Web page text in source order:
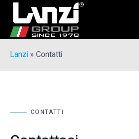
Lanzi » Contatti
CONTATTI